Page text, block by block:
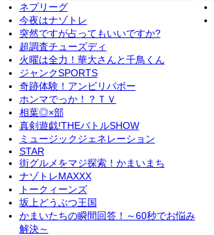
ネプリーグ
今夜はナゾトレ
突然ですが占ってもいいですか?
超調査チューズディ
火曜は全力！華大さんと千鳥くん
ジャンクSPORTS
奇跡体験！アンビリバボー
ホンマでっか！？ＴＶ
相葉◎×部
真剣遊戯!THEバトルSHOW
ミュージックジェネレーション
STAR
街グルメをマジ探索！かまいまち
ナゾトレMAXXX
トークィーンズ
坂上どうぶつ王国
かまいたちの瞬間回答！～60秒でお悩み
解決～